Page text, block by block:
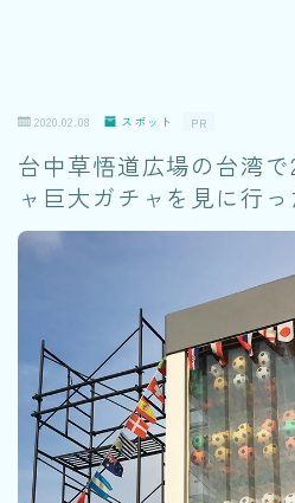
2020.02.08 スポット PR
台中草悟道広場の台湾
ャ巨大ガチャを見に行っ